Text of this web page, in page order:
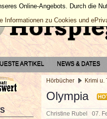
ARTIKEL NEWS & DATES
Hörbücher Krimi u.
Olympia
Christine Rubel 07.
Online-Angebots. Durch die
Informationen zu Cookies und